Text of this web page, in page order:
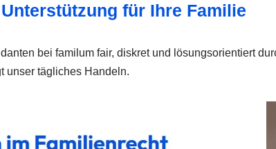
für Ihre Familie
bei familum fair, diskret und lösungsorientiert
unser tägliches Handeln.